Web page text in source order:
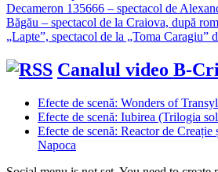
Decameron 135666 – spectacol de
Băgău – spectacol de la Craiova, după
„Lapte”, spectacol de la „Toma Caragiu”
Canalul video B-
Efecte de scenă: Wonders of
Efecte de scenă: Iubirea (Trilogia
Efecte de scenă: Reactor de
Napoca